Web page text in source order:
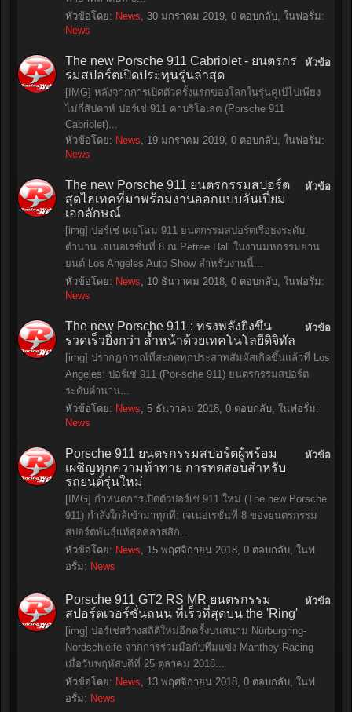
หัวข้อโดย: News, 30 มกราคม 2019, 0 ตอบกลับ, ในฟอรั่ม:
News
หัวข้อ
The new Porsche 911 Cabriolet - ยนตรกร
รมสปอร์ตเปิดประทุนรุ่นล่าสุด
[IMG] หลังจากการเปิดตัวครั้งแรกของโลกในรุ่นคูเป้ไปเพียง
ไม่กี่สัปดาห์ ปอร์เช่ 911 คาบริโอเลต (Porsche 911
Cabriolet)...
หัวข้อโดย: News, 19 มกราคม 2019, 0 ตอบกลับ, ในฟอรั่ม:
News
หัวข้อ
The new Porsche 911 ยนตรกรรมสปอร์ต
สุดไฮเทคที่มาพร้อมงานออกแบบอันเปี่ยม
เอกลักษณ์
[img] ปอร์เช่ เผยโฉม 911 ยนตกรรมสปอร์ตเรือธงระดับ
ตำนาน เจเนอเรชั่นที่ 8 ณ Petree Hall ในงานมหกรรมยาน
ยนต์ Los Angeles Auto Show สำหรับงานนี้...
หัวข้อโดย: News, 10 ธันวาคม 2018, 0 ตอบกลับ, ในฟอรั่ม:
News
หัวข้อ
The new Porsche 911 : ทรงพลังยิ่งขึ้น
รวดเร็วยิ่งกว่า ล้ำหน้าด้วยเทคโนโลยีดิจิทัล
[img] ปรากฎการณ์ที่สะกดทุกประสาทสัมผัสเกิดขึ้นแล้วที่ Los
Angeles: ปอร์เช่ 911 (Por-sche 911) ยนตรกรรมสปอร์ต
ระดับตำนาน...
หัวข้อโดย: News, 5 ธันวาคม 2018, 0 ตอบกลับ, ในฟอรั่ม:
News
หัวข้อ
Porsche 911 ยนตรกรรมสปอร์ตผู้พร้อม
เผชิญทุกความท้าทาย การทดสอบสำหรับ
รถยนต์รุ่นใหม่
[IMG] กำหนดการเปิดตัวปอร์เช่ 911 ใหม่ (The new Porsche
911) กำลังใกล้เข้ามาทุกที: เจเนอเรชั่นที่ 8 ของยนตรกรรม
สปอร์ตพันธุ์แท้สุดคลาสสิก...
หัวข้อโดย: News, 15 พฤศจิกายน 2018, 0 ตอบกลับ, ในฟ
อรั่ม: News
หัวข้อ
Porsche 911 GT2 RS MR ยนตรกรรม
สปอร์ตเวอร์ชั่นถนน ที่เร็วที่สุดบน the 'Ring'
[img] ปอร์เช่สร้างสถิติใหม่อีกครั้งบนสนาม Nürburgring-
Nordschleife จากการร่วมมือกับทีมแข่ง Manthey-Racing
เมื่อวันพฤหัสบดีที่ 25 ตุลาคม 2018...
หัวข้อโดย: News, 13 พฤศจิกายน 2018, 0 ตอบกลับ, ในฟ
อรั่ม: News